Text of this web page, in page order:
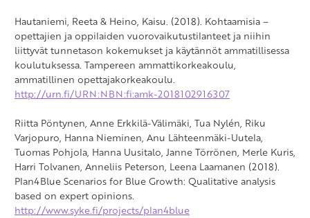
Hautaniemi, Reeta & Heino, Kaisu. (2018). Kohtaamisia –
opettajien ja oppilaiden vuorovaikutustilanteet ja niihin
liittyvät tunnetason kokemukset ja käytännöt ammatillisessa
koulutuksessa. Tampereen ammattikorkeakoulu,
ammatillinen opettajakorkeakoulu.
http://urn.fi/URN:NBN:fi:amk-2018102916307
Riitta Pöntynen, Anne Erkkilä-Välimäki, Tua Nylén, Riku
Varjopuro, Hanna Nieminen, Anu Lähteenmäki-Uutela,
Tuomas Pohjola, Hanna Uusitalo, Janne Törrönen, Merle Kuris,
Harri Tolvanen, Anneliis Peterson, Leena Laamanen (2018).
Plan4Blue Scenarios for Blue Growth: Qualitative analysis
based on expert opinions.
http://www.syke.fi/projects/plan4blue